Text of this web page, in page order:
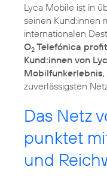
Lyca Mobile ist in
seinen Kund:innen
internationalen
O2 Telefónica
Kund:innen von
Mobilfunkerlebnis
zuverlässigsten
Das Netz
punktet
und